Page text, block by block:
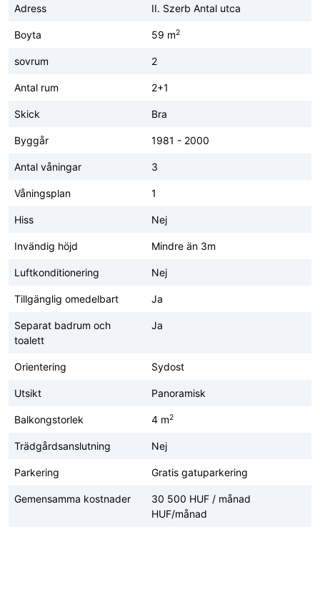
Adress II. Szerb Antal utca
Boyta 59 m2
sovrum 2
Antal rum 2+1
Skick Bra
Byggår 1981 - 2000
Antal våningar 3
Våningsplan 1
Hiss Nej
Invändig höjd Mindre än 3m
Luftkonditionering Nej
Tillgänglig omedelbart Ja
Separat badrum och
toalett
Ja
Orientering Sydost
Utsikt Panoramisk
Balkongstorlek 4 m2
Trädgårdsanslutning Nej
Parkering Gratis gatuparkering
Gemensamma kostnader
30 500 HUF / månad
HUF/månad